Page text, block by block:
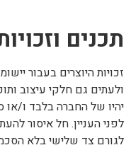
תכנים
זכויות היוצרים בעבור
ולעתים גם חלקי עיצוב
יהיו של החברה בלבד ו/
לפני העניין. חל איסור
לגורם צד שלישי בלא